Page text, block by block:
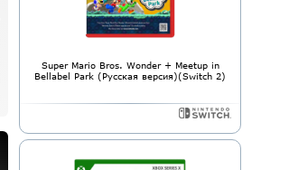
Super Mario Bros. Wonder + Meetup in
Bellabel Park (Русская версия)(Switch 2)